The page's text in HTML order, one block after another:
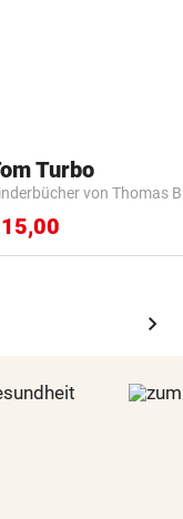
Turbo
von Thomas
chevron_right